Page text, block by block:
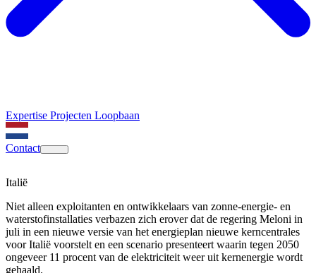
Expertise Projecten Loopbaan
Contact
Italië
Niet alleen exploitanten en ontwikkelaars van zonne-energie- en
waterstofinstallaties verbazen zich erover dat de regering Meloni in
juli in een nieuwe versie van het energieplan nieuwe kerncentrales
voor Italië voorstelt en een scenario presenteert waarin tegen 2050
ongeveer 11 procent van de elektriciteit weer uit kernenergie wordt
gehaald.